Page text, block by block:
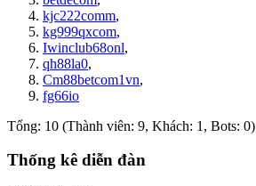
kjc222comm,
kg999qxcom,
Iwinclub68onl,
qh88la0,
Cm88betcom1vn,
fg66io
Tổng: 10 (Thành viên: 9, Khách: 1, Bots: 0)
Thống kê diễn đàn